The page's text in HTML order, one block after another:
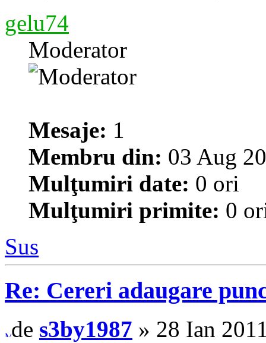
gelu74
Moderator
Mesaje: 1
Membru din: 03 Aug
Mulţumiri date: 0 ori
Mulţumiri primite: 0
Sus
Re: Cereri adaugare
de s3by1987 » 28 Ian